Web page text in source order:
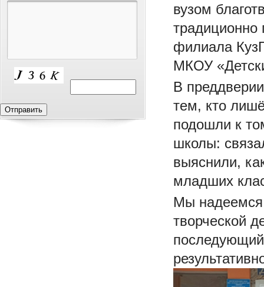
вузом
традиционно
филиала
МКОУ
В
тем, кто
подошли к
школы:
выяснили,
младших
Мы
творческой